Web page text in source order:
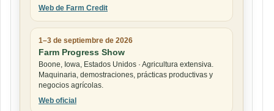
Web de Farm Credit
1–3 de septiembre de 2026
Farm Progress Show
Boone, Iowa, Estados Unidos · Agricultura extensiva.
Maquinaria, demostraciones, prácticas productivas y
negocios agrícolas.
Web oficial